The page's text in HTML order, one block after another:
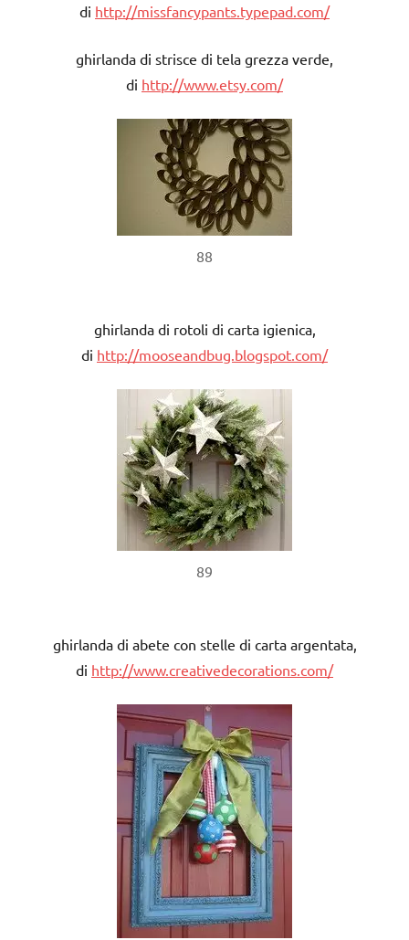
di http://missfancypants.typepad.com/
ghirlanda di strisce di tela grezza verde,
di http://www.etsy.com/
88
ghirlanda di rotoli di carta igienica,
di http://mooseandbug.blogspot.com/
89
ghirlanda di abete con stelle di carta argentata,
di http://www.creativedecorations.com/